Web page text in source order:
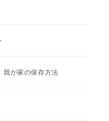
我が家の保存方法